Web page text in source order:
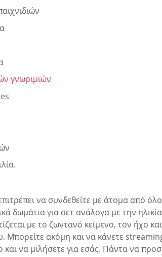
γνωριμιών
να συνδεθείτε με άτομα από
δωμάτια για σετ ανάλογα με την
με το ζωντανό κείμενο, τον ήχο
Μπορείτε ακόμη και να κάνετε
να μιλήσετε για εσάς. Πάντα να